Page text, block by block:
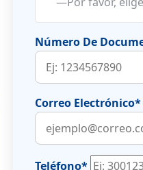
Número De
Correo Electrónico*
Teléfono*